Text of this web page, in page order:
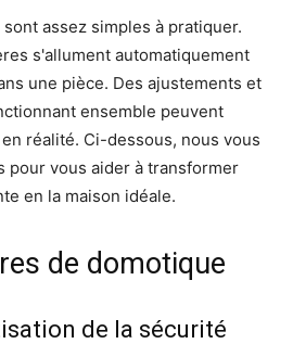
assez simples à pratiquer.
s'allument automatiquement
une pièce. Des ajustements et
ensemble peuvent
réalité. Ci-dessous, nous vous
pour vous aider à transformer
en la maison idéale.
de domotique
de la sécurité